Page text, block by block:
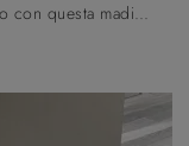
Arreda un soggiorno dinamico e operativo con questa madia Kalì 400 di Casa d'Oro: scopri le più esclusive Madie in legno.